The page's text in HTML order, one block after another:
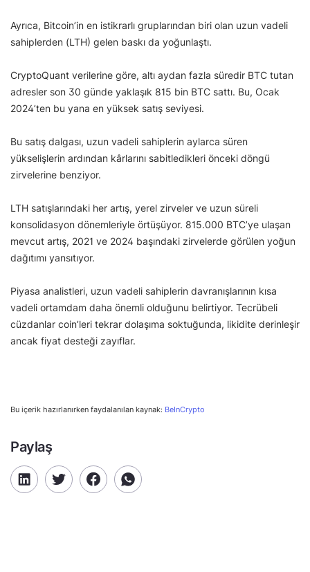
Ayrıca, Bitcoin’in en istikrarlı gruplarından biri olan uzun vadeli
sahiplerden (LTH) gelen baskı da yoğunlaştı.
CryptoQuant verilerine göre, altı aydan fazla süredir BTC tutan
adresler son 30 günde yaklaşık 815 bin BTC sattı. Bu, Ocak
2024’ten bu yana en yüksek satış seviyesi.
Bu satış dalgası, uzun vadeli sahiplerin aylarca süren
yükselişlerin ardından kârlarını sabitledikleri önceki döngü
zirvelerine benziyor.
LTH satışlarındaki her artış, yerel zirveler ve uzun süreli
konsolidasyon dönemleriyle örtüşüyor. 815.000 BTC’ye ulaşan
mevcut artış, 2021 ve 2024 başındaki zirvelerde görülen yoğun
dağıtımı yansıtıyor.
Piyasa analistleri, uzun vadeli sahiplerin davranışlarının kısa
vadeli ortamdam daha önemli olduğunu belirtiyor. Tecrübeli
cüzdanlar coin’leri tekrar dolaşıma soktuğunda, likidite derinleşir
ancak fiyat desteği zayıflar.
Bu içerik hazırlanırken faydalanılan kaynak: BeInCrypto
Paylaş